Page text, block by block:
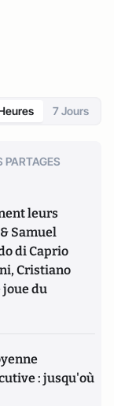
7 Jours
PARTAGES
leurs
Samuel
di Caprio
Cristiano
joue du
: jusqu'où